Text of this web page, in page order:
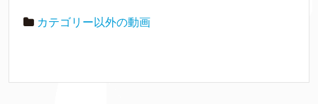
カテゴリー以外の動画